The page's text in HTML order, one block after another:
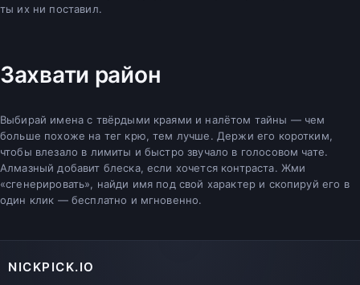
ты их ни поставил.
Захвати район
Выбирай имена с твёрдыми краями и налётом тайны — чем
больше похоже на тег крю, тем лучше. Держи его коротким,
чтобы влезало в лимиты и быстро звучало в голосовом чате.
Алмазный добавит блеска, если хочется контраста. Жми
«сгенерировать», найди имя под свой характер и скопируй его в
один клик — бесплатно и мгновенно.
NICKPICK.IO